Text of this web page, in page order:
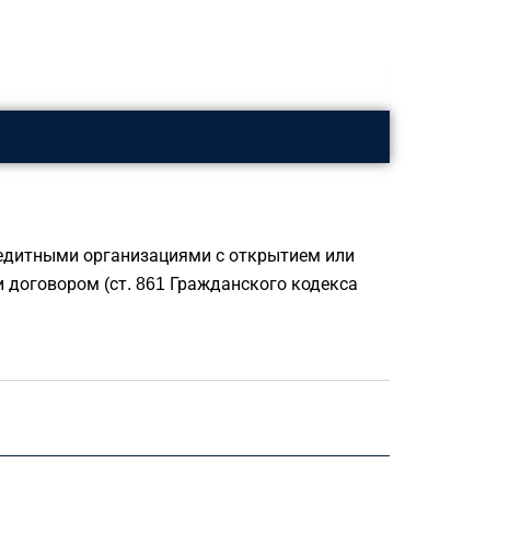
организациями с открытием или
(ст. 861 Гражданского кодекса